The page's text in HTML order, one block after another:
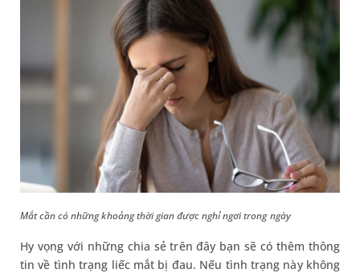
Mắt cần có những khoảng thời gian được nghỉ ngơi trong ngày
Hy vọng với những chia sẻ trên đây bạn sẽ có thêm thông
tin về tình trạng liếc mắt bị đau. Nếu tình trạng này không